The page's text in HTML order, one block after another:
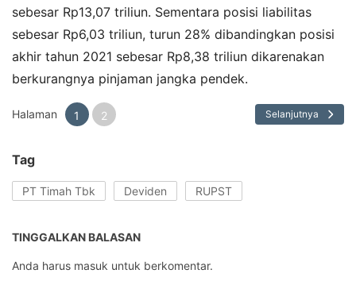
sebesar Rp13,07 triliun. Sementara posisi liabilitas
sebesar Rp6,03 triliun, turun 28% dibandingkan posisi
akhir tahun 2021 sebesar Rp8,38 triliun dikarenakan
berkurangnya pinjaman jangka pendek.
Halaman 1 2 Selanjutnya
Tag
PT Timah Tbk Deviden RUPST
TINGGALKAN BALASAN
Anda harus masuk untuk berkomentar.